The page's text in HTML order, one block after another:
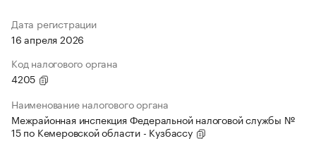
Дата регистрации
16 апреля 2026
Код налогового органа
4205
Наименование налогового органа
Межрайонная инспекция Федеральной налоговой службы №
15 по Кемеровской области - Кузбассу